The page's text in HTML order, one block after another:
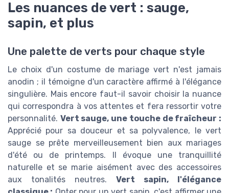
Les nuances de vert : sauge,
sapin, et plus
Une palette de verts pour chaque style
Le choix d'un costume de mariage vert n'est jamais
anodin ; il témoigne d'un caractère affirmé à l'élégance
singulière. Mais encore faut-il savoir choisir la nuance
qui correspondra à vos attentes et fera ressortir votre
personnalité. Vert sauge, une touche de fraîcheur :
Apprécié pour sa douceur et sa polyvalence, le vert
sauge se prête merveilleusement bien aux mariages
d'été ou de printemps. Il évoque une tranquillité
naturelle et se marie aisément avec des accessoires
aux tonalités neutres. Vert sapin, l'élégance